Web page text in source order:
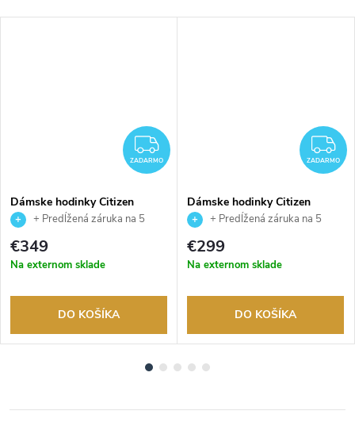
ZADARMO
ZADARMO
Dámske hodinky Citizen
EM1060-87Y
+ Predĺžená záruka na 5
rokov. Až 100 dní na vrátenie
tovaru. Autorizovaný predajca.
€349
Na externom sklade
DO KOŠÍKA
ZADARMO
Dámske hodinky Citizen
EW5622-09P
+ Predĺžená záruka na 5
rokov. Až 100 dní na vrátenie
tovaru. Autorizovaný predajca.
€299
Na externom sklade
DO KOŠÍKA